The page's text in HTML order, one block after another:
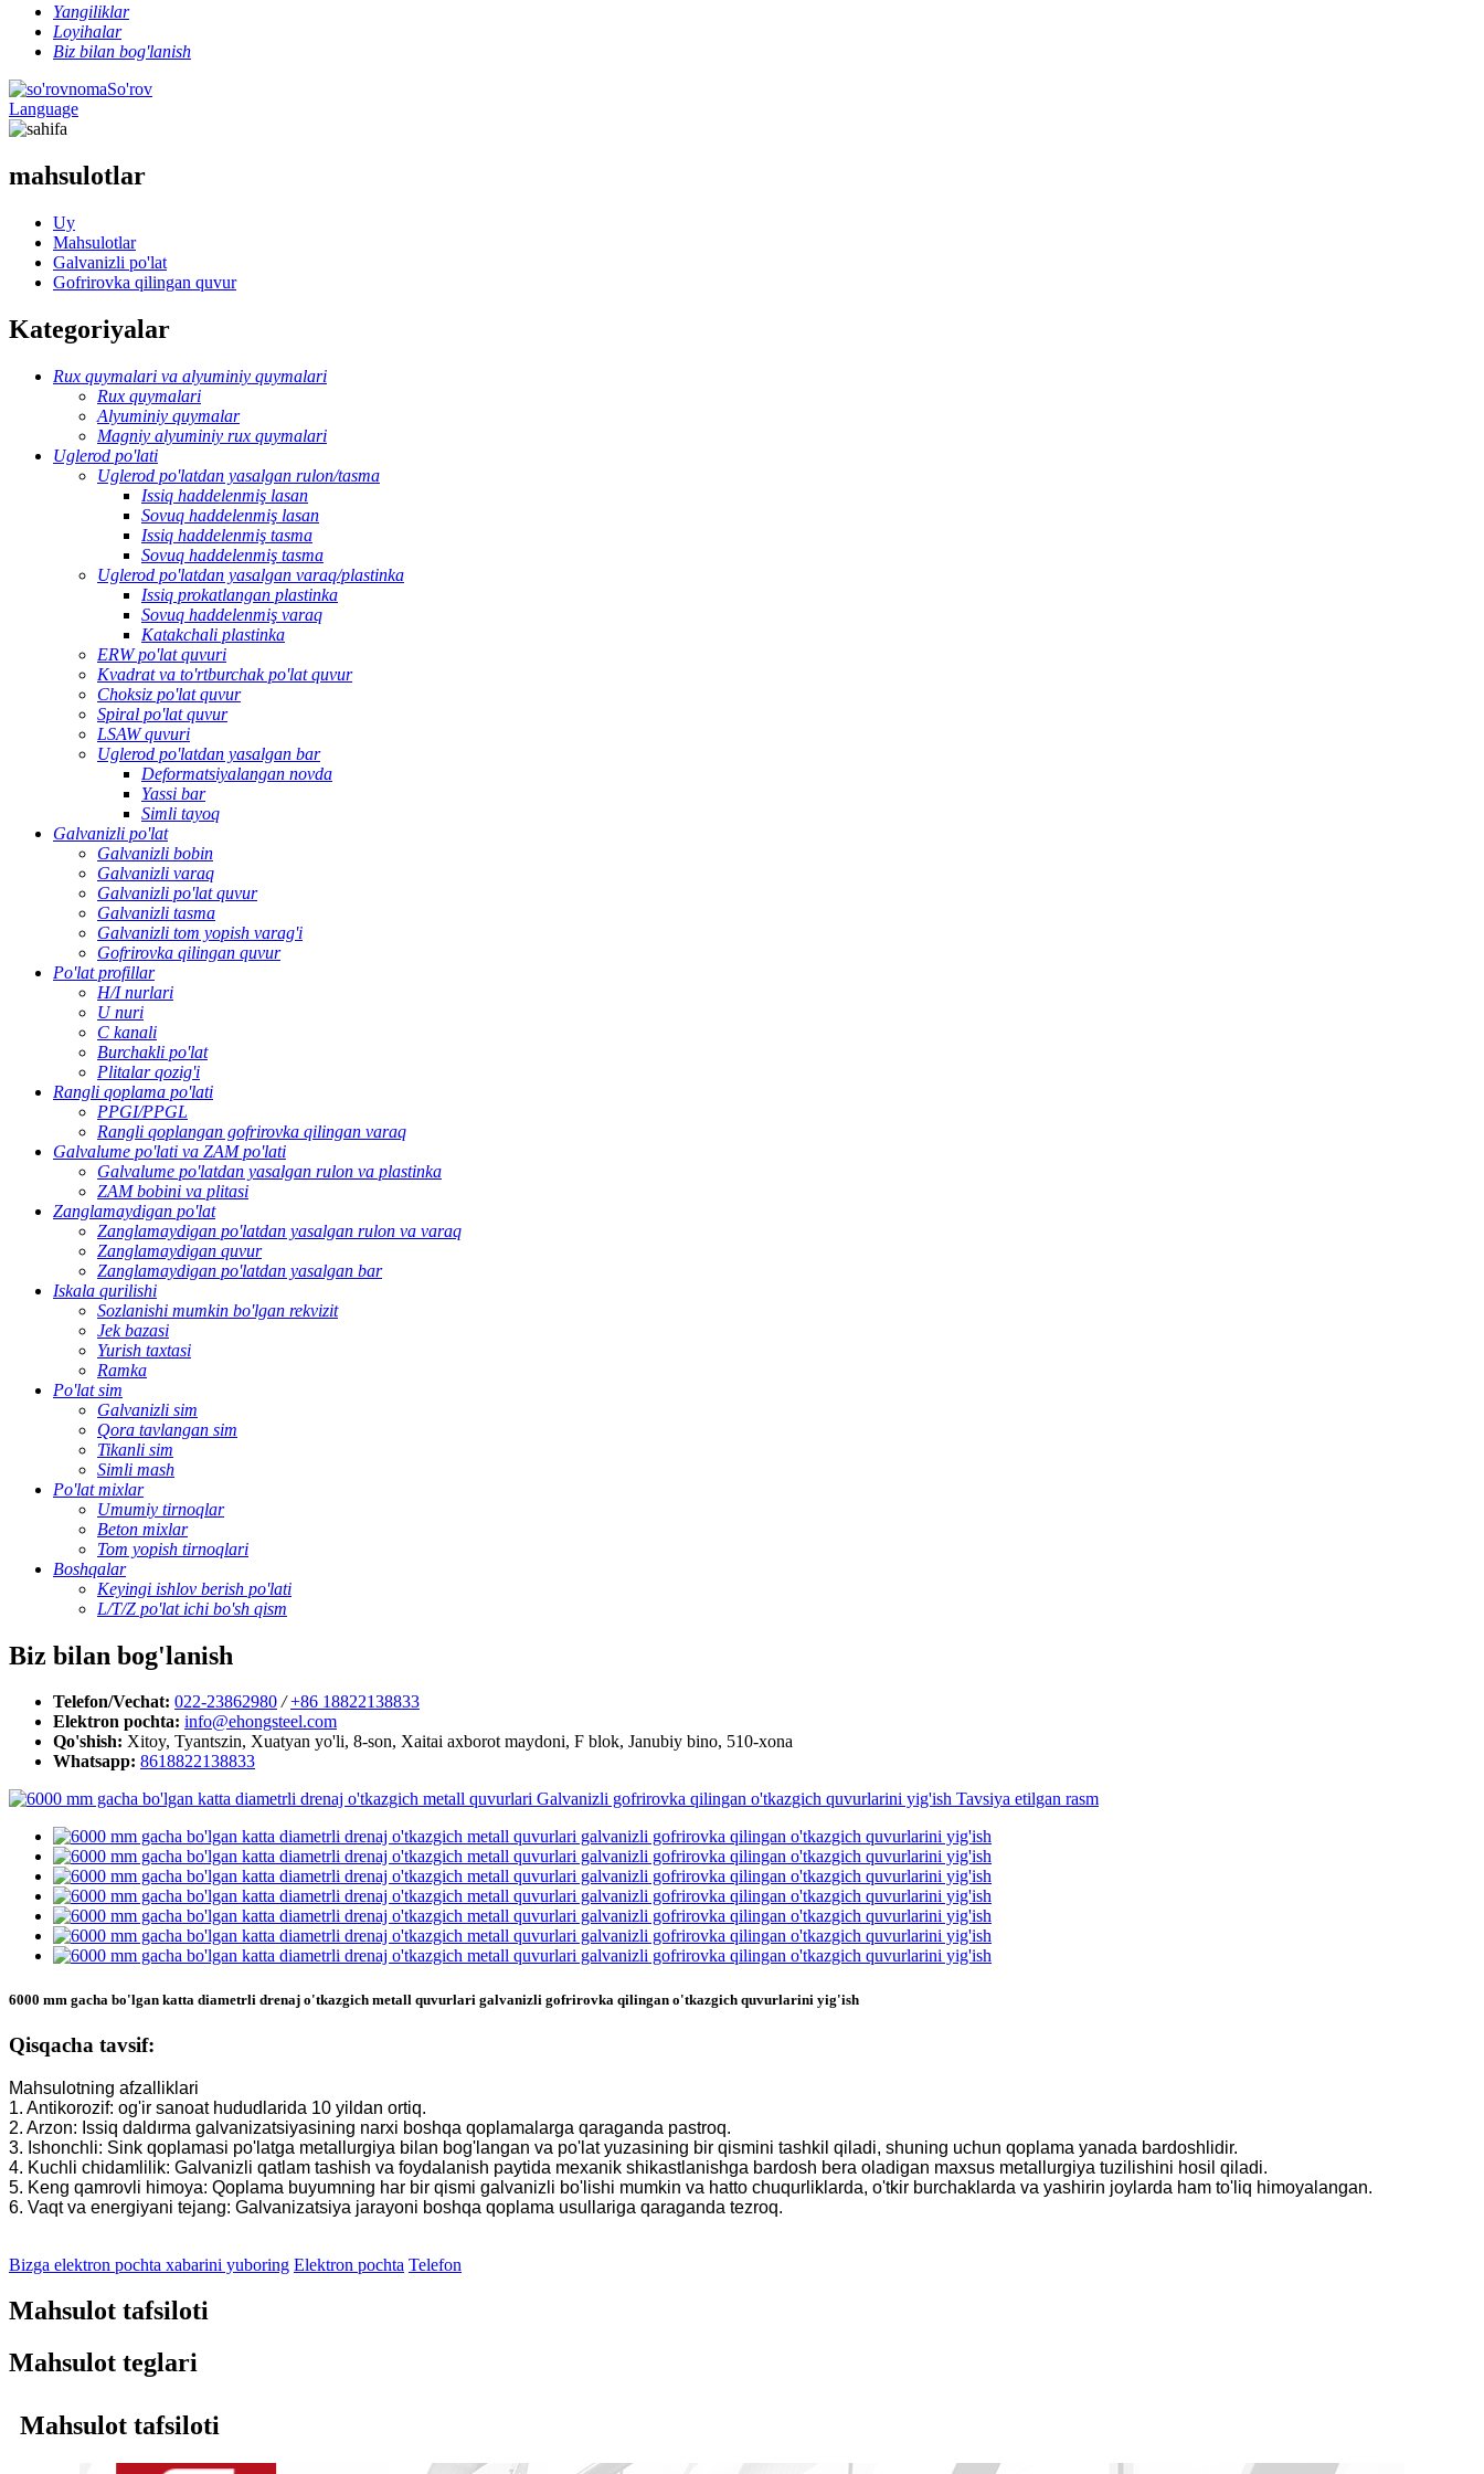
Yangiliklar
Loyihalar
Biz bilan bog'lanish
So'rov
Language
mahsulotlar
Uy
Mahsulotlar
Galvanizli po'lat
Gofrirovka qilingan quvur
Kategoriyalar
Rux quymalari va alyuminiy quymalari
Rux quymalari
Alyuminiy quymalar
Magniy alyuminiy rux quymalari
Uglerod po'lati
Uglerod po'latdan yasalgan rulon/tasma
Issiq haddelenmiş lasan
Sovuq haddelenmiş lasan
Issiq haddelenmiş tasma
Sovuq haddelenmiş tasma
Uglerod po'latdan yasalgan varaq/plastinka
Issiq prokatlangan plastinka
Sovuq haddelenmiş varaq
Katakchali plastinka
ERW po'lat quvuri
Kvadrat va to'rtburchak po'lat quvur
Choksiz po'lat quvur
Spiral po'lat quvur
LSAW quvuri
Uglerod po'latdan yasalgan bar
Deformatsiyalangan novda
Yassi bar
Simli tayoq
Galvanizli po'lat
Galvanizli bobin
Galvanizli varaq
Galvanizli po'lat quvur
Galvanizli tasma
Galvanizli tom yopish varag'i
Gofrirovka qilingan quvur
Po'lat profillar
H/I nurlari
U nuri
C kanali
Burchakli po'lat
Plitalar qozig'i
Rangli qoplama po'lati
PPGI/PPGL
Rangli qoplangan gofrirovka qilingan varaq
Galvalume po'lati va ZAM po'lati
Galvalume po'latdan yasalgan rulon va plastinka
ZAM bobini va plitasi
Zanglamaydigan po'lat
Zanglamaydigan po'latdan yasalgan rulon va varaq
Zanglamaydigan quvur
Zanglamaydigan po'latdan yasalgan bar
Iskala qurilishi
Sozlanishi mumkin bo'lgan rekvizit
Jek bazasi
Yurish taxtasi
Ramka
Po'lat sim
Galvanizli sim
Qora tavlangan sim
Tikanli sim
Simli mash
Po'lat mixlar
Umumiy tirnoqlar
Beton mixlar
Tom yopish tirnoqlari
Boshqalar
Keyingi ishlov berish po'lati
L/T/Z po'lat ichi bo'sh qism
Biz bilan bog'lanish
Telefon/Vechat: 022-23862980 / +86 18822138833
Elektron pochta: info@ehongsteel.com
Qo'shish: Xitoy, Tyantszin, Xuatyan yo'li, 8-son, Xaitai axborot maydoni, F blok, Janubiy bino, 510-xona
Whatsapp: 8618822138833
6000 mm gacha bo'lgan katta diametrli drenaj o'tkazgich metall quvurlari galvanizli gofrirovka qilingan o'tkazgich quvurlarini yig'ish
Qisqacha tavsif:
Mahsulotning afzalliklari
1. Antikorozif: og'ir sanoat hududlarida 10 yildan ortiq.
2. Arzon: Issiq daldırma galvanizatsiyasining narxi boshqa qoplamalarga qaraganda pastroq.
3. Ishonchli: Sink qoplamasi po'latga metallurgiya bilan bog'langan va po'lat yuzasining bir qismini tashkil qiladi, shuning uchun qoplama yanada bardoshlidir.
4. Kuchli chidamlilik: Galvanizli qatlam tashish va foydalanish paytida mexanik shikastlanishga bardosh bera oladigan maxsus metallurgiya tuzilishini hosil qiladi.
5. Keng qamrovli himoya: Qoplama buyumning har bir qismi galvanizli bo'lishi mumkin va hatto chuqurliklarda, o'tkir burchaklarda va yashirin joylarda ham to'liq himoyalangan.
6. Vaqt va energiyani tejang: Galvanizatsiya jarayoni boshqa qoplama usullariga qaraganda tezroq.
Bizga elektron pochta xabarini yuboring Elektron pochta Telefon
Mahsulot tafsiloti
Mahsulot teglari
Mahsulot tafsiloti